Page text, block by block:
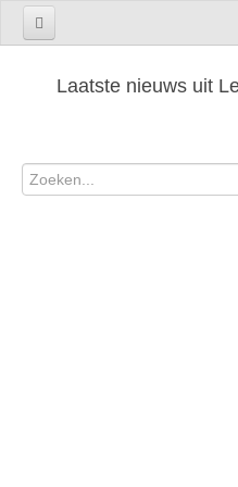
Laatste nieuws uit